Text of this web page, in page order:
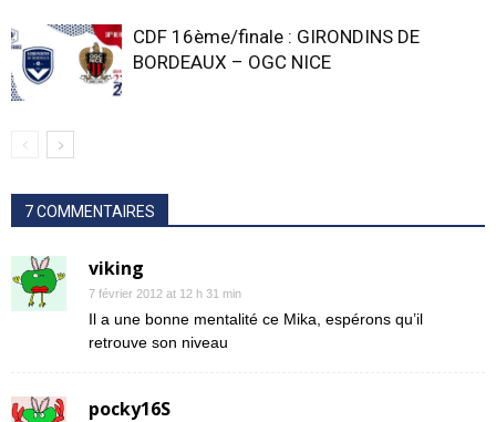
CDF 16ème/finale : GIRONDINS DE
BORDEAUX – OGC NICE
7 COMMENTAIRES
viking
7 février 2012 at 12 h 31 min
Il a une bonne mentalité ce Mika, espérons qu’il
retrouve son niveau
pocky16S